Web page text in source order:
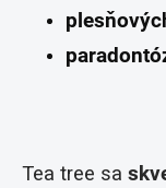
Tea tree sa